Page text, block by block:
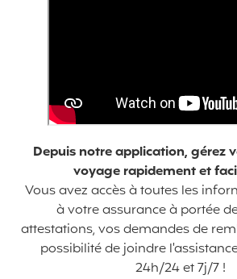
Depuis notre application, gérez
voyage rapidement et
Vous avez accès à toutes les
à votre assurance à portée
attestations, vos demandes de
possibilité de joindre
24h/24 et 7j/7 !